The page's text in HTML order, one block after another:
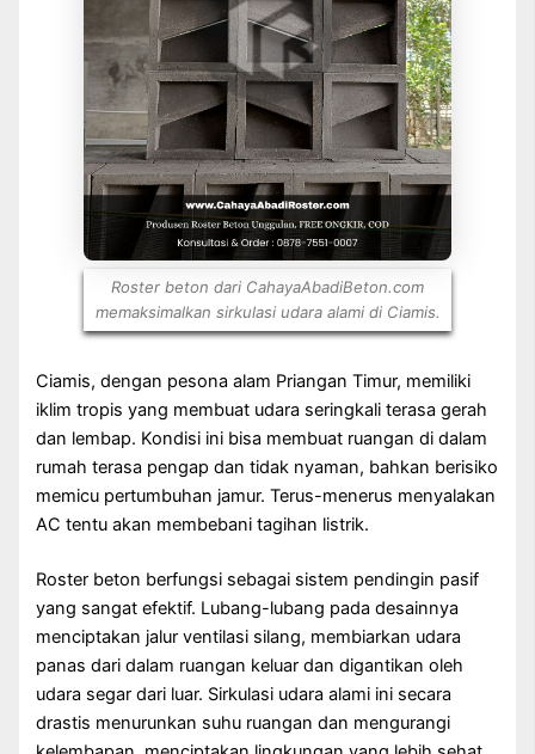
Roster beton dari CahayaAbadiBeton.com
memaksimalkan sirkulasi udara alami di Ciamis.
Ciamis, dengan pesona alam Priangan Timur, memiliki
iklim tropis yang membuat udara seringkali terasa gerah
dan lembap. Kondisi ini bisa membuat ruangan di dalam
rumah terasa pengap dan tidak nyaman, bahkan berisiko
memicu pertumbuhan jamur. Terus-menerus menyalakan
AC tentu akan membebani tagihan listrik.
Roster beton berfungsi sebagai sistem pendingin pasif
yang sangat efektif. Lubang-lubang pada desainnya
menciptakan jalur ventilasi silang, membiarkan udara
panas dari dalam ruangan keluar dan digantikan oleh
udara segar dari luar. Sirkulasi udara alami ini secara
drastis menurunkan suhu ruangan dan mengurangi